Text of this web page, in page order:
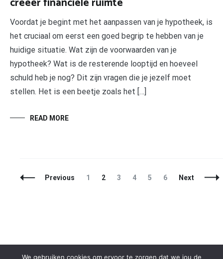
Voordat je begint met het aanpassen van je hypotheek, is
het cruciaal om eerst een goed begrip te hebben van je
huidige situatie. Wat zijn de voorwaarden van je
hypotheek? Wat is de resterende looptijd en hoeveel
schuld heb je nog? Dit zijn vragen die je jezelf moet
stellen. Het is een beetje zoals het […]
READ MORE
Posts
Previous Page
1 Page
2 Page
3 Page
4 Page
5 Page
6 Next
We gebruiken cookies om ervoor te zorgen dat we jou de